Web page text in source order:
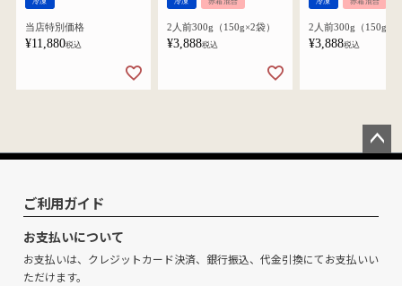
当店特別価格
¥11,880税込
2人前300g（150g×2袋）
¥3,888税込
2人前300g（150g×2
¥3,888税込
ペー
へ
ご利用ガイド
お支払いについて
お支払いは、クレジットカード決済、銀行振込、代金引換にてお支払いい
ただけます。